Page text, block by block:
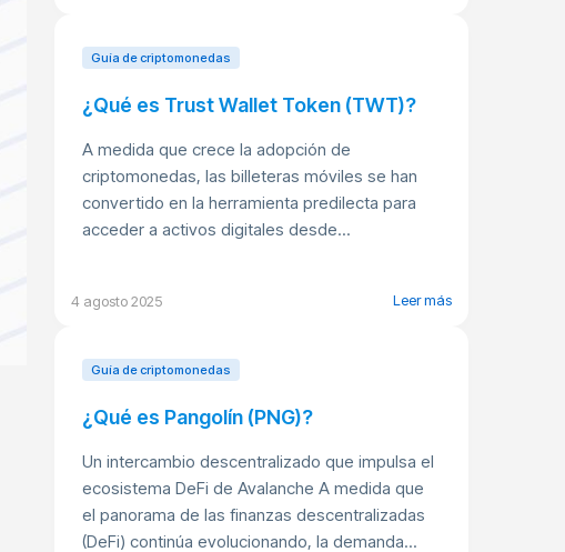
Guía de criptomonedas
¿Qué es Trust Wallet Token (TWT)?
A medida que crece la adopción de
criptomonedas, las billeteras móviles se han
convertido en la herramienta predilecta para
acceder a activos digitales desde...
4 agosto 2025 Leer más
Guía de criptomonedas
¿Qué es Pangolín (PNG)?
Un intercambio descentralizado que impulsa el
ecosistema DeFi de Avalanche A medida que
el panorama de las finanzas descentralizadas
(DeFi) continúa evolucionando, la demanda...